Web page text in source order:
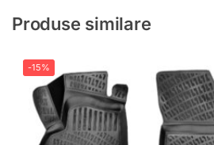
Produse similare
-15%